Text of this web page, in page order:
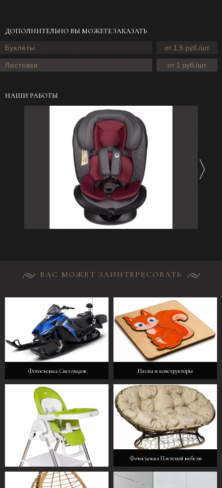
ДОПОЛНИТЕЛЬНО ВЫ МОЖЕТЕ ЗАКАЗАТЬ
Буклеты от 1,5 руб./шт.
Листовки от 1 руб./шт.
НАШИ РАБОТЫ
ВАС МОЖЕТ ЗАИНТЕРЕСОВАТЬ
Фотосъемка Снегоходов Пазлы и конструкторы
Стульчики для кормления
Фотосъемка Плетеной мебели